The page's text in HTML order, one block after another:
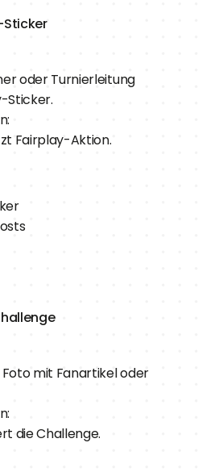
oder Turnierleitung
Sticker.
Fairplay-Aktion.
mit Fanartikel oder
die Challenge.